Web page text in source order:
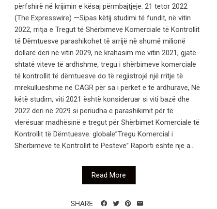
përfshirë në krijimin e kësaj përmbajtjeje. 21 tetor 2022
(The Expresswire) —Sipas këtij studimi të fundit, në vitin
2022, rritja e Tregut të Shërbimeve Komerciale të Kontrollit
të Dëmtuesve parashikohet të arrijë në shumë milionë
dollarë deri në vitin 2029, në krahasim me vitin 2021, gjatë
shtatë viteve të ardhshme, tregu i shërbimeve komerciale
të kontrollit të dëmtuesve do të regjistrojë një rritje të
mrekullueshme në CAGR për sa i përket e të ardhurave, Në
këtë studim, viti 2021 është konsideruar si viti bazë dhe
2022 deri në 2029 si periudha e parashikimit për të
vlerësuar madhësinë e tregut për Shërbimet Komerciale të
Kontrollit të Dëmtuesve. globale”Tregu Komercial i
Shërbimeve të Kontrollit të Pesteve” Raporti është një a...
Read More
SHARE